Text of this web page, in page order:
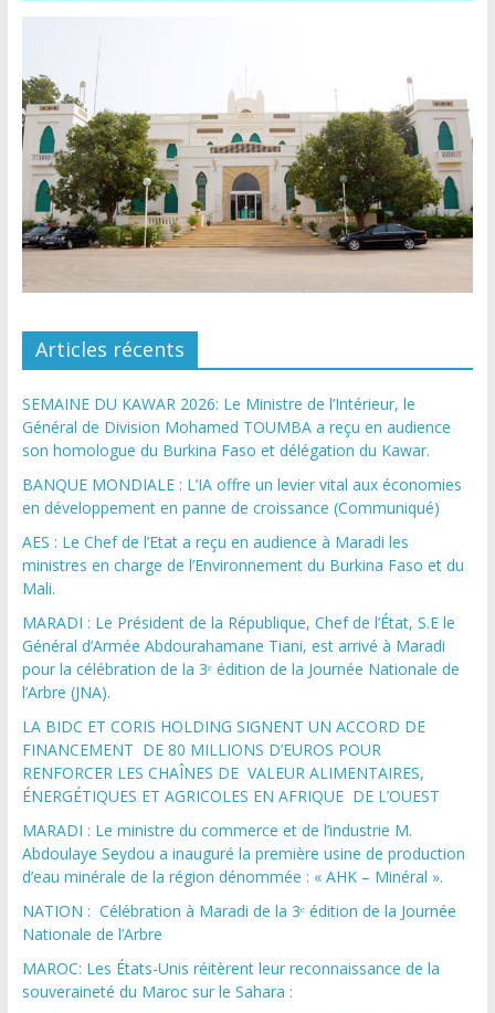
Articles récents
SEMAINE DU KAWAR 2026: Le Ministre de l’Intérieur, le
Général de Division Mohamed TOUMBA a reçu en audience
son homologue du Burkina Faso et délégation du Kawar.
BANQUE MONDIALE : L’IA offre un levier vital aux économies
en développement en panne de croissance (Communiqué)
AES : Le Chef de l’Etat a reçu en audience à Maradi les
ministres en charge de l’Environnement du Burkina Faso et du
Mali.
MARADI : Le Président de la République, Chef de l’État, S.E le
Général d’Armée Abdourahamane Tiani, est arrivé à Maradi
pour la célébration de la 3ᵉ édition de la Journée Nationale de
l’Arbre (JNA).
LA BIDC ET CORIS HOLDING SIGNENT UN ACCORD DE
FINANCEMENT DE 80 MILLIONS D’EUROS POUR
RENFORCER LES CHAÎNES DE VALEUR ALIMENTAIRES,
ÉNERGÉTIQUES ET AGRICOLES EN AFRIQUE DE L’OUEST
MARADI : Le ministre du commerce et de l’industrie M.
Abdoulaye Seydou a inauguré la première usine de production
d’eau minérale de la région dénommée : « AHK – Minéral ».
NATION : Célébration à Maradi de la 3ᵉ édition de la Journée
Nationale de l’Arbre
MAROC: Les États-Unis réitèrent leur reconnaissance de la
souveraineté du Maroc sur le Sahara :